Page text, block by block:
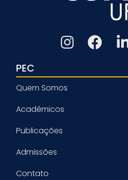
PEC
Quem Somos
Acadêmicos
Publicações
Admissões
Contato